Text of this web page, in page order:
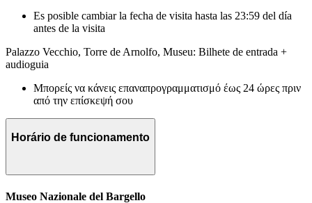
Es posible cambiar la fecha de visita hasta las 23:59 del día
antes de la visita
Palazzo Vecchio, Torre de Arnolfo, Museu: Bilhete de entrada +
audioguia
Μπορείς να κάνεις επαναπρογραμματισμό έως 24 ώρες πριν
από την επίσκεψή σου
Horário de funcionamento
Museo Nazionale del Bargello